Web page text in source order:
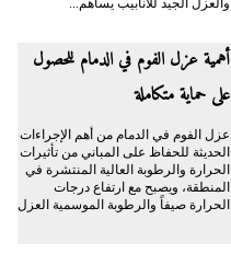
والعزل الجيد للأنابيب يساهم...
أهمية عزل الفوم في الدمام للحصول
على حماية متكاملة
عزل الفوم في الدمام من أهم الإجراءات
الحديثة للحفاظ على المباني من تأثيرات
الحرارة والرطوبة العالية المنتشرة في
المنطقة، ويصبح مع ارتفاع درجات
الحرارة صيفاً والرطوبة الموسمية العزل